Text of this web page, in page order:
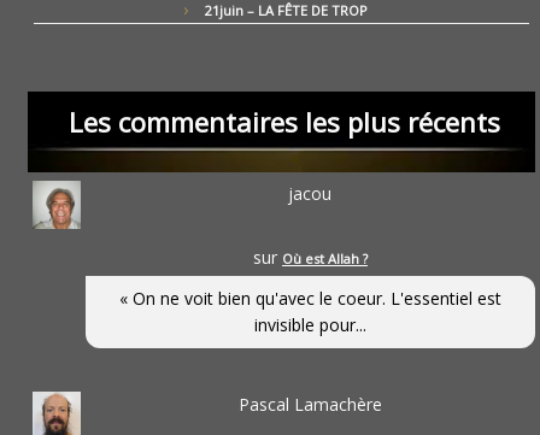
21juin – LA FÊTE DE TROP
Les commentaires les plus récents
jacou
sur Où est Allah ?
« On ne voit bien qu'avec le coeur. L'essentiel est
invisible pour...
Pascal Lamachère